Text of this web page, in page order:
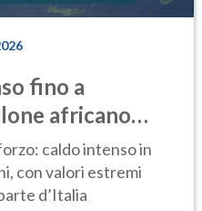
fino a
africano
caldo intenso in
con valori estremi
d’Italia